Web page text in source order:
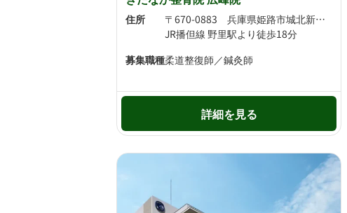
住所
〒670-0883 兵庫県姫路市城北新町2-17-7
JR播但線 野里駅より徒歩18分
募集職種柔道整復師／鍼灸師
詳細を見る